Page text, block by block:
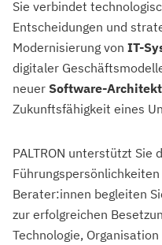
Sie verbindet
Entscheidungen und
Modernisierung von IT-
digitaler
neuer Software-
Zukunftsfähigkeit eines
PALTRON unterstützt Sie
Berater:innen begleiten
zur erfolgreichen
Technologie,